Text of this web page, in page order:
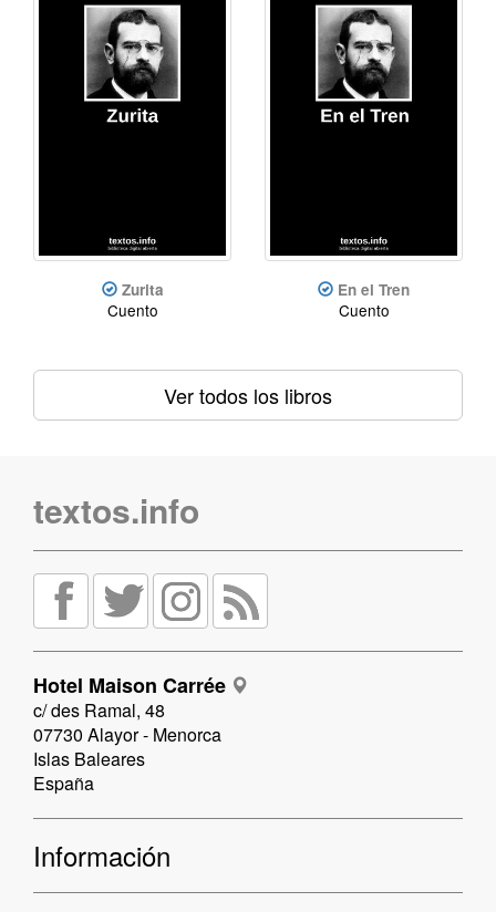
Zurita
Cuento
En el Tren
Cuento
Ver todos los libros
textos.info
Hotel Maison Carrée
c/ des Ramal, 48
07730 Alayor - Menorca
Islas Baleares
España
Información